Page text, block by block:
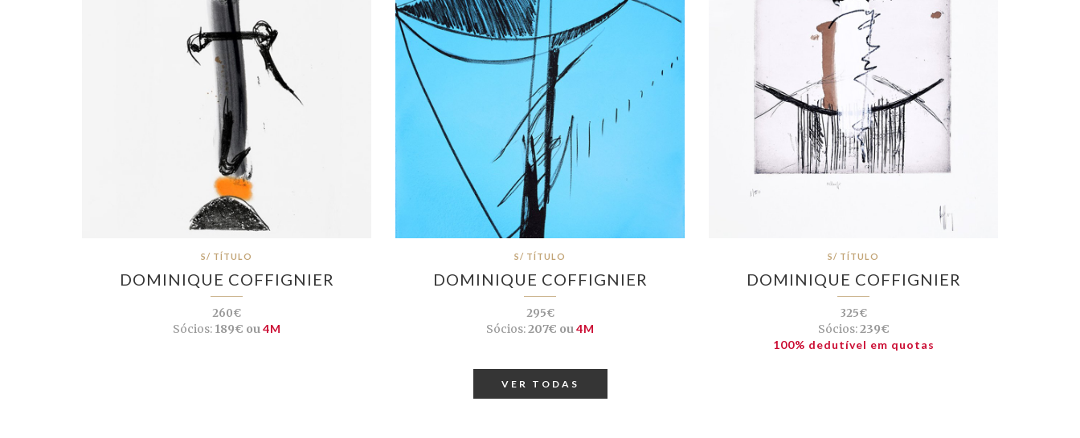
S/ TÍTULO
DOMINIQUE COFFIGNIER
260€
Sócios:189€ ou4M
S/ TÍTULO
DOMINIQUE COFFIGNIER
295€
Sócios:207€ ou4M
S/ TÍTULO
DOMINIQUE COFFIGNIER
325€
Sócios:239€
100% dedutível em quotas
VER TODAS